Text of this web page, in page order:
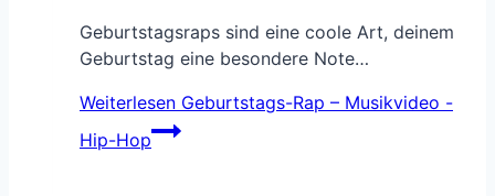
Geburtstagsraps sind eine coole Art, deinem
Geburtstag eine besondere Note…
Weiterlesen Geburtstags-Rap – Musikvideo -
Hip-Hop